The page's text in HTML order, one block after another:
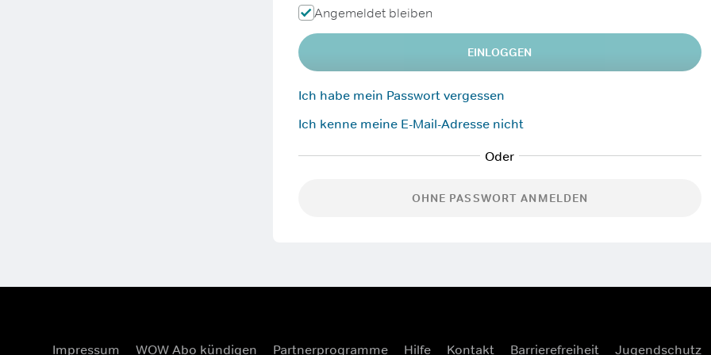
Angemeldet bleiben
EINLOGGEN
Ich habe mein Passwort vergessen
Ich kenne meine E-Mail-Adresse nicht
OHNE PASSWORT ANMELDEN
Impressum WOW Abo kündigen Partnerprogramme Hilfe Kontakt Barrierefreiheit Jugendschutz